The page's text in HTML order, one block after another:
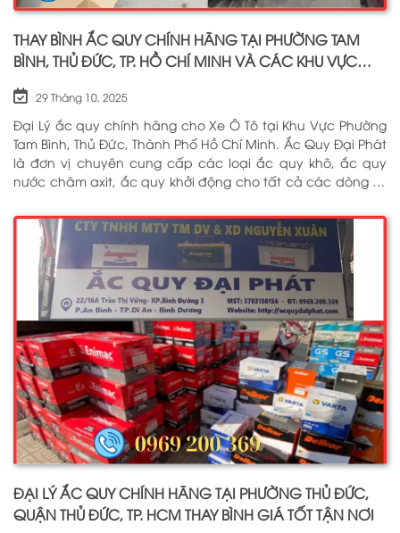
THAY BÌNH ẮC QUY CHÍNH HÃNG TẠI PHƯỜNG TAM
BÌNH, THỦ ĐỨC, TP. HỒ CHÍ MINH VÀ CÁC KHU VỰC
29 Tháng 10, 2025
Đại Lý ắc quy chính hãng cho Xe Ô Tô tại Khu Vực Phường
Tam Bình, Thủ Đức, Thành Phố Hồ Chí Minh. Ắc Quy Đại Phát
là đơn vị chuyên cung cấp các loại ắc quy khô, ắc quy
nước châm axit, ắc quy khởi động cho tất cả các dòng xe
từ các thương hiệu như: GS, ĐỒNG NAI, VARTA, DELKOR,
SOLITE, ENIMAC, BOSCH, ROCKET. Tell: 0969 200 369
ĐẠI LÝ ẮC QUY CHÍNH HÃNG TẠI PHƯỜNG THỦ ĐỨC,
QUẬN THỦ ĐỨC, TP. HCM THAY BÌNH GIÁ TỐT TẬN NƠI